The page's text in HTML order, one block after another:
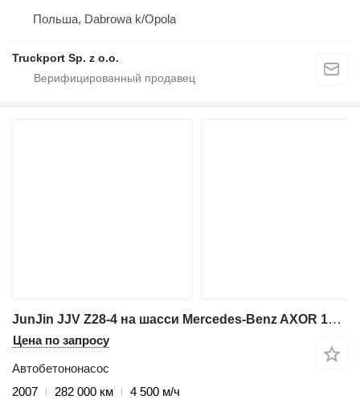
Польша, Dabrowa k/Opola
Truckport Sp. z o.o.
JunJin JJV Z28-4 на шасси Mercedes-Benz AXOR 1833
Цена по запросу
Автобетононасос
2007
282 000 км
4 500 м/ч